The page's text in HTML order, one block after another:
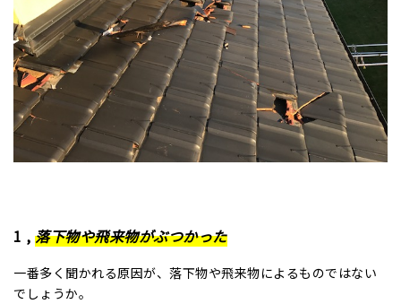
1 , 落下物や飛来物がぶつかった
一番多く聞かれる原因が、落下物や飛来物によるものではない
でしょうか。